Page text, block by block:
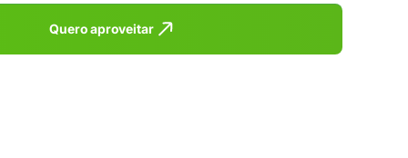
Quero aproveitar